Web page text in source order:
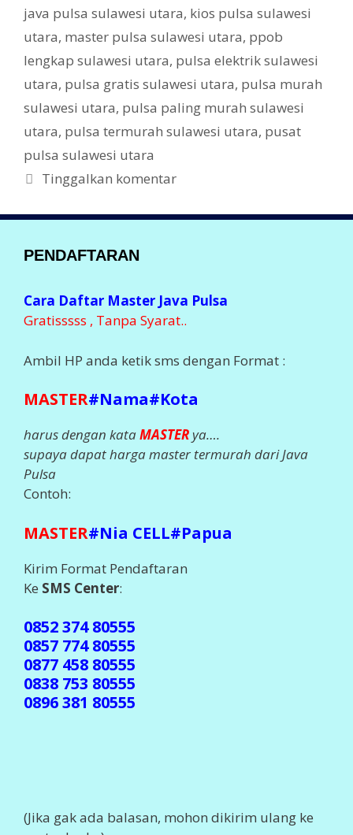
java pulsa sulawesi utara, kios pulsa sulawesi
utara, master pulsa sulawesi utara, ppob
lengkap sulawesi utara, pulsa elektrik sulawesi
utara, pulsa gratis sulawesi utara, pulsa murah
sulawesi utara, pulsa paling murah sulawesi
utara, pulsa termurah sulawesi utara, pusat
pulsa sulawesi utara
Tinggalkan komentar
PENDAFTARAN
Cara Daftar Master Java Pulsa
Gratisssss , Tanpa Syarat..
Ambil HP anda ketik sms dengan Format :
MASTER#Nama#Kota
harus dengan kataMASTER ya….
supaya dapat harga master termurah dari Java
Pulsa
Contoh:
MASTER#Nia CELL#Papua
Kirim Format Pendaftaran
Ke SMS Center:
0852 374 80555
0857 774 80555
0877 458 80555
0838 753 80555
0896 381 80555
(Jika gak ada balasan, mohon dikirim ulang ke